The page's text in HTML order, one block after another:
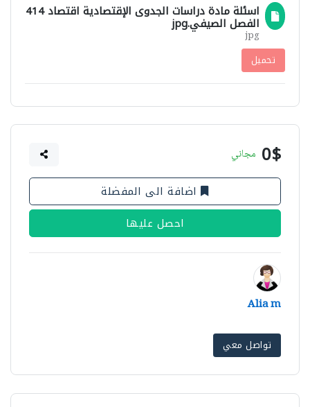
اسئلة مادة دراسات الجدوى الإقتصادية اقتصاد 414
الفصل الصيفي.jpg
jpg
تحميل
0$ مجاني
اضافة الى المفضلة
احصل عليها
Alia m
تواصل معي